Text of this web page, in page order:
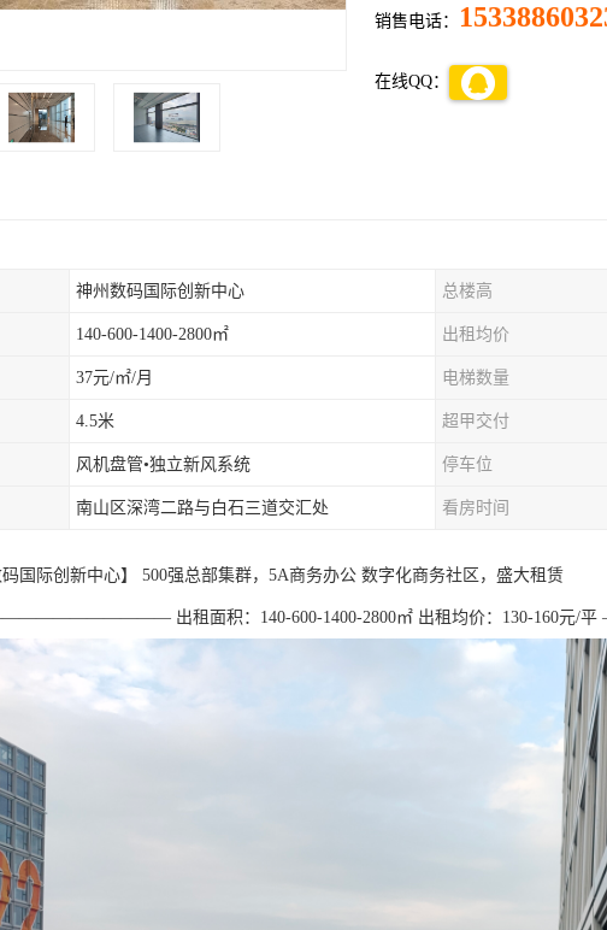
销售电话：
在线QQ：
神州数码国际创新中心 总楼高
140-600-1400-2800㎡ 出租均价
37元/㎡/月 电梯数量
4.5米 超甲交付
风机盘管•独立新风系统 停车位
南山区深湾二路与白石三道交汇处 看房时间
码国际创新中心】 500强总部集群，5A商务办公 数字化商务社区，盛大租赁
出租面积：140-600-1400-2800㎡ 出租均价：130-